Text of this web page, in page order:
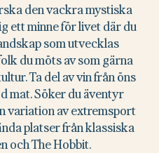
den vackra mystiska
ett minne för livet där du
som utvecklas
du möts av som gärna
Ta del av vin från öns
mat. Söker du äventyr
variation av extremsport
platser från klassiska
och The Hobbit.